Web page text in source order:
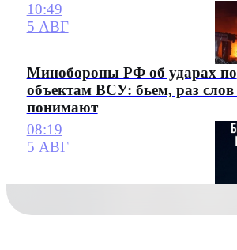
10:49
5 АВГ
Минобороны РФ об ударах по
объектам ВСУ: бьем, раз слов
понимают
08:19
5 АВГ